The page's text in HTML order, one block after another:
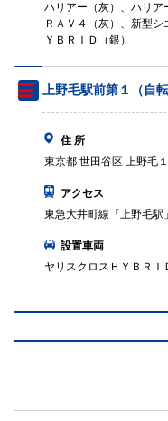
ハリアー（灰）、ハリア
ＲＡＶ４（灰）、新型
ＹＢＲＩＤ（銀）
上野毛駅前第１（自
住 所
東京都 世田谷区 上野毛
アクセス
東急大井町線「上野毛駅
設置車両
ヤリスクロスＨＹＢＲＩ